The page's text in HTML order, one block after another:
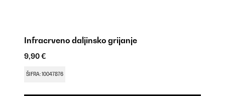
Infracrveno daljinsko grijanje
9,90 €
ŠIFRA: 10047876